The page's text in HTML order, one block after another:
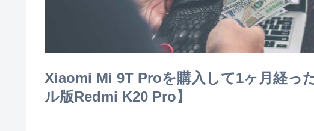
Xiaomi Mi 9T Proを購入して1ヶ月経っ
ル版Redmi K20 Pro】